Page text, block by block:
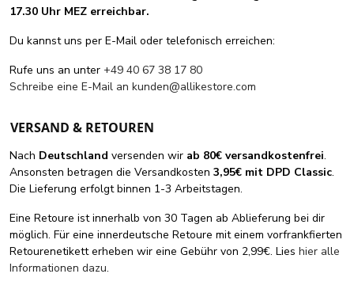
17.30 Uhr MEZ erreichbar.
Du kannst uns per E-Mail oder telefonisch erreichen:
Rufe uns an unter +49 40 67 38 17 80
Schreibe eine E-Mail an kunden@allikestore.com
VERSAND & RETOUREN
Nach Deutschland versenden wir ab 80€ versandkostenfrei.
Ansonsten betragen die Versandkosten 3,95€ mit DPD Classic.
Die Lieferung erfolgt binnen 1-3 Arbeitstagen.
Eine Retoure ist innerhalb von 30 Tagen ab Ablieferung bei dir
möglich. Für eine innerdeutsche Retoure mit einem vorfrankfierten
Retourenetikett erheben wir eine Gebühr von 2,99€. Lies hier alle
Informationen dazu.